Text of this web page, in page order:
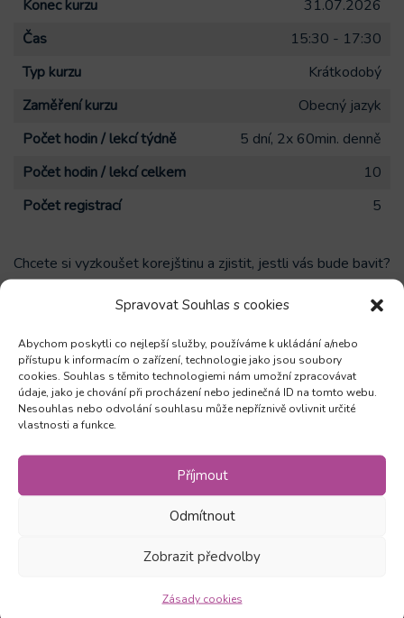
Spravovat Souhlas s cookies
Abychom poskytli co nejlepší služby, používáme k ukládání a/nebo
přístupu k informacím o zařízení, technologie jako jsou soubory
cookies. Souhlas s těmito technologiemi nám umožní zpracovávat
údaje, jako je chování při procházení nebo jedinečná ID na tomto webu.
Nesouhlas nebo odvolání souhlasu může nepříznivě ovlivnit určité
vlastnosti a funkce.
Příjmout
Odmítnout
Zobrazit předvolby
Zásady cookies
Konec kurzu
31.07.2026
Čas
15:30 - 17:30
Typ kurzu
Krátkodobý
Zaměření kurzu
Obecný jazyk
Počet hodin / lekcí týdně
5 dní, 2x 60min. denně
Počet hodin / lekcí celkem
10
Počet registrací
5
Chcete si vyzkoušet korejštinu a zjistit, jestli vás bude bavit?
jazyka, naučíte se číst písmo hangul a osvojíte si první
jednoduchá slovíčka a fráze. Kurz je vhodný pro ÚPLNÉ
ZAČÁTEČNÍKY.
Zůstaňte v obraze
Odebírejte novinky a mějte přehled o všech našich